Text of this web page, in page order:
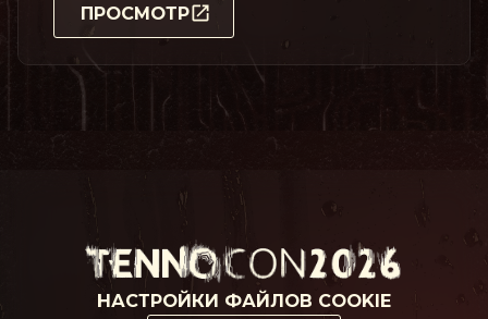
ПРОСМОТР
НАСТРОЙКИ ФАЙЛОВ COOKIE